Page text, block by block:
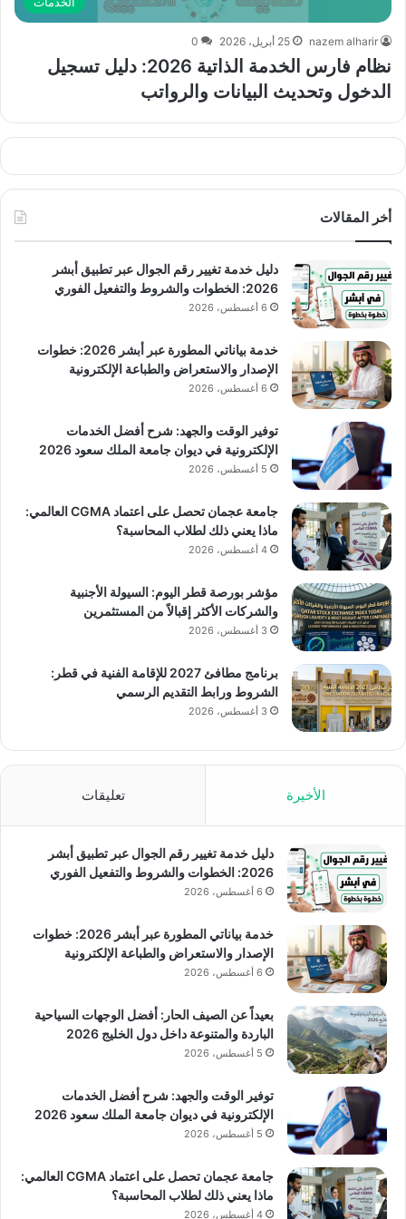
nazem alharir 25 أبريل، 2026 0
نظام فارس الخدمة الذاتية 2026: دليل تسجيل
الدخول وتحديث البيانات والرواتب
أخر المقالات
دليل خدمة تغيير رقم الجوال عبر تطبيق أبشر
2026: الخطوات والشروط والتفعيل الفوري
6 أغسطس، 2026
خدمة بياناتي المطورة عبر أبشر 2026: خطوات
الإصدار والاستعراض والطباعة الإلكترونية
6 أغسطس، 2026
توفير الوقت والجهد: شرح أفضل الخدمات
الإلكترونية في ديوان جامعة الملك سعود 2026
5 أغسطس، 2026
جامعة عجمان تحصل على اعتماد CGMA العالمي:
ماذا يعني ذلك لطلاب المحاسبة؟
4 أغسطس، 2026
مؤشر بورصة قطر اليوم: السيولة الأجنبية
والشركات الأكثر إقبالاً من المستثمرين
3 أغسطس، 2026
برنامج مطافئ 2027 للإقامة الفنية في قطر:
الشروط ورابط التقديم الرسمي
3 أغسطس، 2026
الأخيرة تعليقات
دليل خدمة تغيير رقم الجوال عبر تطبيق أبشر
2026: الخطوات والشروط والتفعيل الفوري
6 أغسطس، 2026
خدمة بياناتي المطورة عبر أبشر 2026: خطوات
الإصدار والاستعراض والطباعة الإلكترونية
6 أغسطس، 2026
بعيداً عن الصيف الحار: أفضل الوجهات السياحية
الباردة والمتنوعة داخل دول الخليج 2026
5 أغسطس، 2026
توفير الوقت والجهد: شرح أفضل الخدمات
الإلكترونية في ديوان جامعة الملك سعود 2026
5 أغسطس، 2026
جامعة عجمان تحصل على اعتماد CGMA العالمي:
ماذا يعني ذلك لطلاب المحاسبة؟
4 أغسطس، 2026